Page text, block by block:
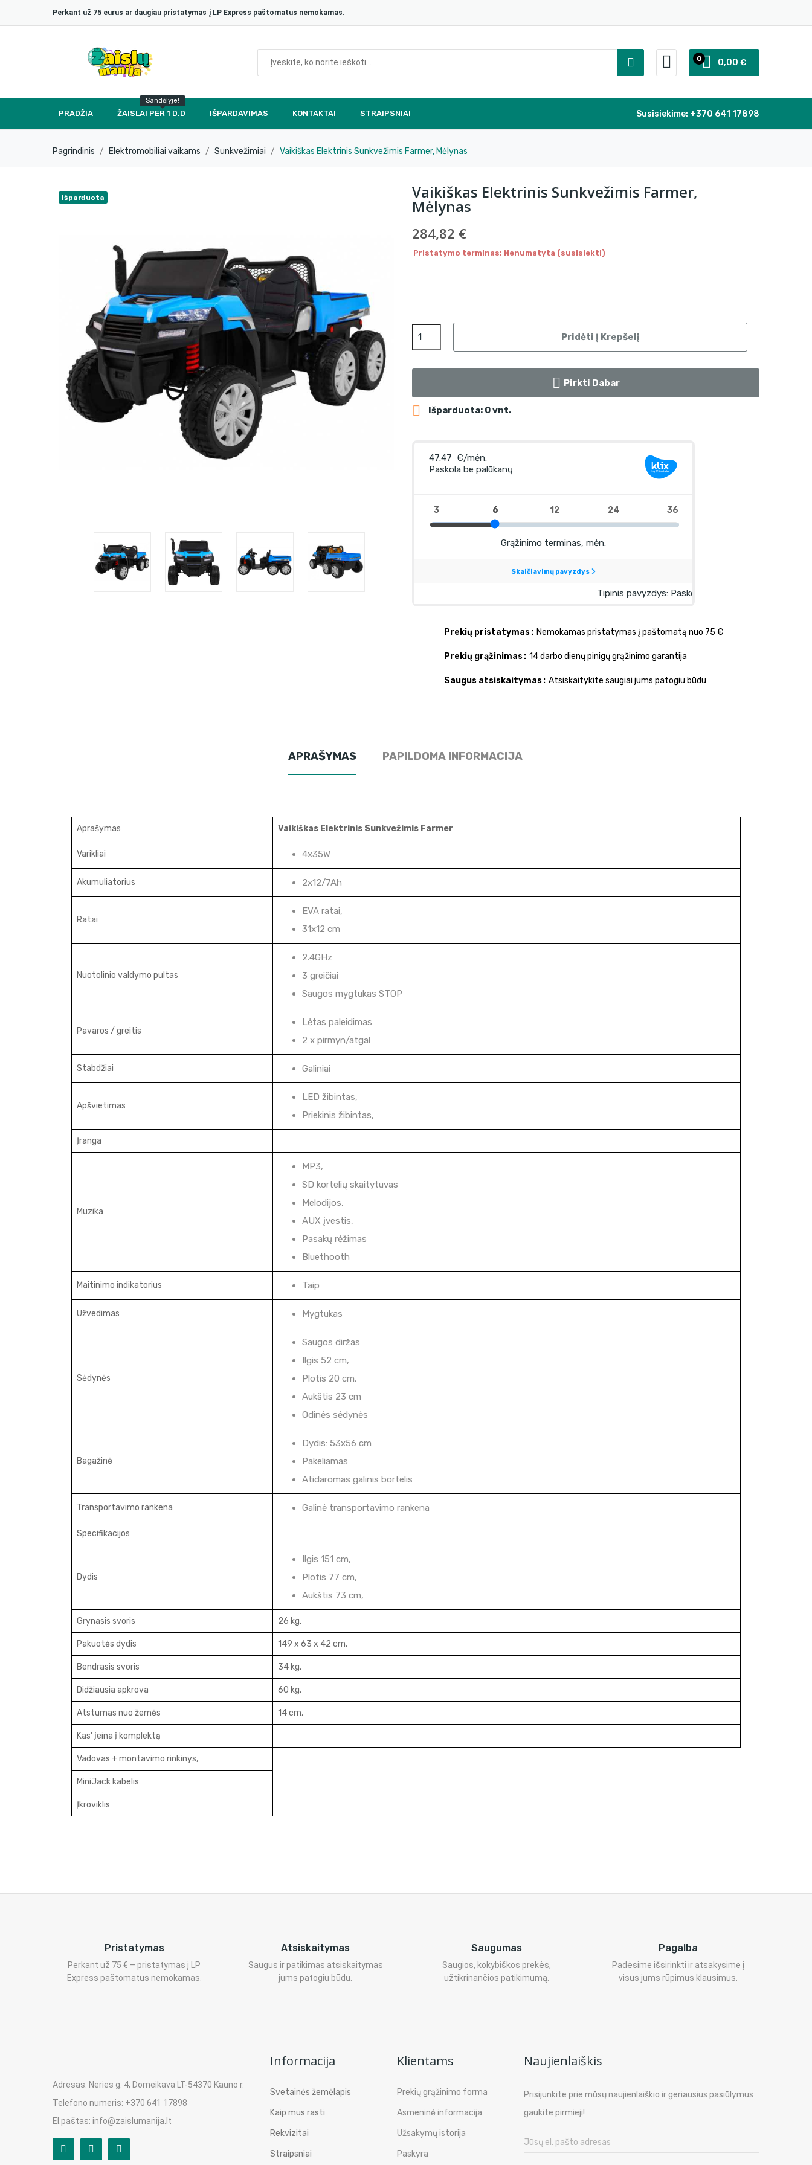
Perkant už 75 eurus ar daugiau pristatymas į LP Express paštomatus nemokamas.
0,00 €
0
PRADŽIA ŽAISLAI PER 1 D.D
Sandėlyje!
IŠPARDAVIMAS KONTAKTAI STRAIPSNIAI Susisiekime: +370 641 17898
Pagrindinis Elektromobiliai vaikams Sunkvežimiai Vaikiškas Elektrinis Sunkvežimis Farmer, Mėlynas
Išparduota Vaikiškas Elektrinis Sunkvežimis Farmer,
Mėlynas
284,82 €
Pristatymo terminas: Nenumatyta (susisiekti)
Pridėti Į Krepšelį
Pirkti Dabar
 Išparduota: 0 vnt.
Prekių pristatymas Nemokamas pristatymas į paštomatą nuo 75 €
Prekių grąžinimas 14 darbo dienų pinigų grąžinimo garantija
Saugus atsiskaitymas Atsiskaitykite saugiai jums patogiu būdu
APRAŠYMAS PAPILDOMA INFORMACIJA
Aprašymas Vaikiškas Elektrinis Sunkvežimis Farmer
Varikliai 4x35W
Akumuliatorius 2x12/7Ah
Ratai
EVA ratai,
31x12 cm
Nuotolinio valdymo pultas
2.4GHz
3 greičiai
Saugos mygtukas STOP
Pavaros / greitis
Lėtas paleidimas
2 x pirmyn/atgal
Stabdžiai Galiniai
Apšvietimas
LED žibintas,
Priekinis žibintas,
Įranga
Muzika
MP3,
SD kortelių skaitytuvas
Melodijos,
AUX įvestis,
Pasakų rėžimas
Bluethooth
Maitinimo indikatorius Taip
Užvedimas Mygtukas
Sėdynės
Saugos diržas
Ilgis 52 cm,
Plotis 20 cm,
Aukštis 23 cm
Odinės sėdynės
Bagažinė
Dydis: 53x56 cm
Pakeliamas
Atidaromas galinis bortelis
Transportavimo rankena Galinė transportavimo rankena
Specifikacijos
Dydis
Ilgis 151 cm,
Plotis 77 cm,
Aukštis 73 cm,
Grynasis svoris 26 kg,
Pakuotės dydis 149 x 63 x 42 cm,
Bendrasis svoris 34 kg,
Didžiausia apkrova 60 kg,
Atstumas nuo žemės 14 cm,
Kas' įeina į komplektą
Vadovas + montavimo rinkinys,
MiniJack kabelis
Įkroviklis
Pristatymas
Perkant už 75 € – pristatymas į LP
Express paštomatus nemokamas.
Atsiskaitymas
Saugus ir patikimas atsiskaitymas
jums patogiu būdu.
Saugumas
Saugios, kokybiškos prekės,
užtikrinančios patikimumą.
Pagalba
Padėsime išsirinkti ir atsakysime į
visus jums rūpimus klausimus.
Adresas: Neries g. 4, Domeikava LT-54370 Kauno r.
Telefono numeris: +370 641 17898
El.paštas: info@zaislumanija.lt
Informacija
Svetainės žemėlapis
Kaip mus rasti
Rekvizitai
Straipsniai
Klientams
Prekių grąžinimo forma
Asmeninė informacija
Užsakymų istorija
Paskyra
Naujienlaiškis
Prisijunkite prie mūsų naujienlaiškio ir geriausius pasiūlymus
gaukite pirmieji!